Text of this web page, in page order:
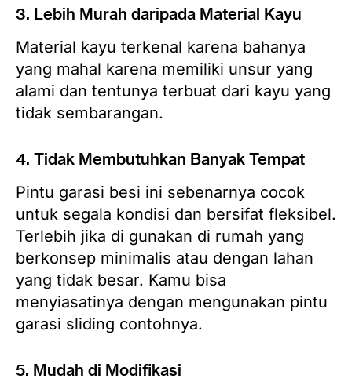
3. Lebih Murah daripada Material Kayu
Material kayu terkenal karena bahanya
yang mahal karena memiliki unsur yang
alami dan tentunya terbuat dari kayu yang
tidak sembarangan.
4. Tidak Membutuhkan Banyak Tempat
Pintu garasi besi ini sebenarnya cocok
untuk segala kondisi dan bersifat fleksibel.
Terlebih jika di gunakan di rumah yang
berkonsep minimalis atau dengan lahan
yang tidak besar. Kamu bisa
menyiasatinya dengan mengunakan pintu
garasi sliding contohnya.
5. Mudah di Modifikasi